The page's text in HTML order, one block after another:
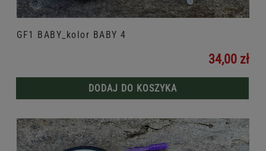
GF1 BABY_kolor BABY 4
34,00 zł
DODAJ DO KOSZYKA